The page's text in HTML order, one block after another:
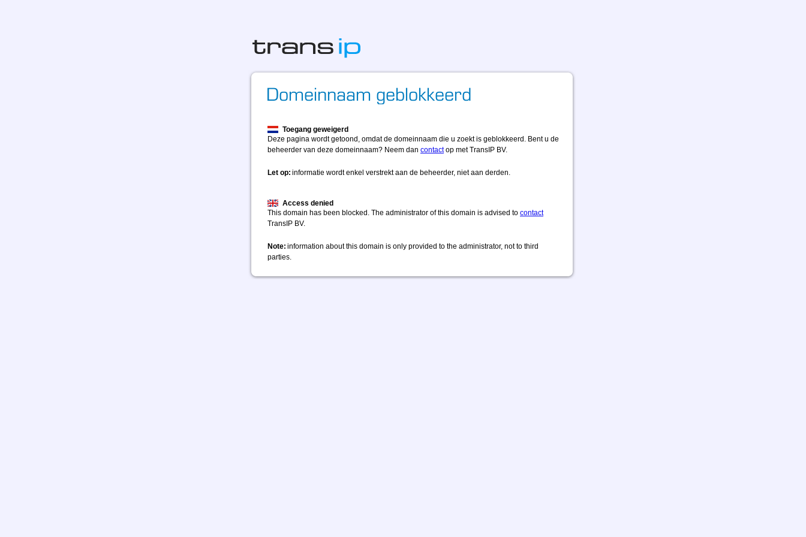
Toegang geweigerd
Deze pagina wordt getoond, omdat de domeinnaam die u zoekt is geblokkeerd. Bent u de
beheerder van deze domeinnaam? Neem dan contactop met TransIP BV.
Let op: informatie wordt enkel verstrekt aan de beheerder, niet aan derden.
Access denied
This domain has been blocked. The administrator of this domain is advised to contact
TransIP BV.
Note: information about this domain is only provided to the administrator, not to third
parties.